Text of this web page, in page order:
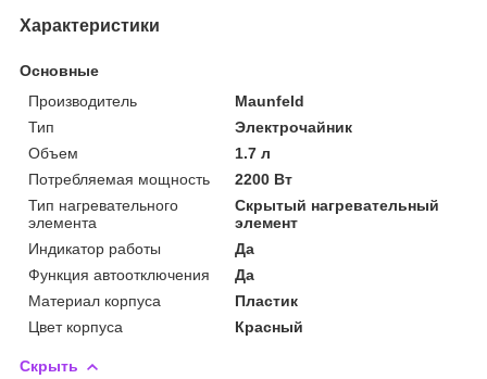
Характеристики
Основные
Производитель
Maunfeld
Тип
Электрочайник
Объем
1.7 л
Потребляемая мощность
2200 Вт
Тип нагревательного
элемента
Скрытый нагревательный
элемент
Индикатор работы
Да
Функция автоотключения
Да
Материал корпуса
Пластик
Цвет корпуса
Красный
Скрыть